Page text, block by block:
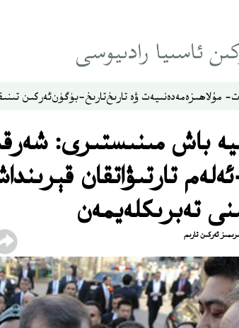
مۇلاھىزەمەدەنىيەت ۋە تارىختارىخ-بۈگۈنئەركىن
باش مىنىستىرى:
تارتىۋاتقان
تەبرىكلەيمەن
ئەركىن تارىم